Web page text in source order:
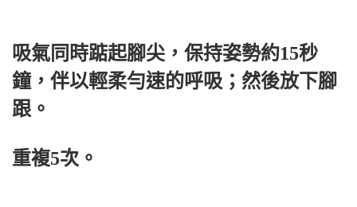
吸氣同時踮起腳尖，保持姿勢約15秒
鐘，伴以輕柔勻速的呼吸；然後放下腳
跟。
重複5次。